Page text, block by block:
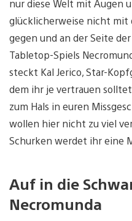
nur diese Welt mit Augen
glücklicherweise nicht mit
gegen und an der Seite
Tabletop-Spiels
steckt Kal Jerico, Star-
dem ihr je vertrauen
zum Hals in euren
wollen hier nicht zu viel
Schurken werdet ihr eine
Auf in die
Necromunda